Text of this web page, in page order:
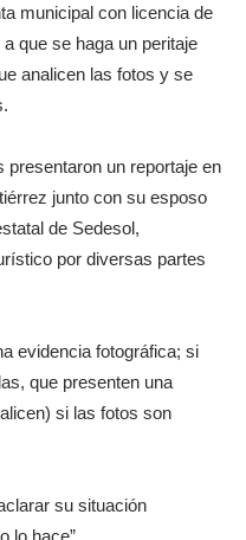
municipal con licencia de
que se haga un peritaje
analicen las fotos y se
presentaron un reportaje en
junto con su esposo
de Sedesol,
por diversas partes
evidencia fotográfica; si
que presenten una
si las fotos son
su situación
lo hace”.